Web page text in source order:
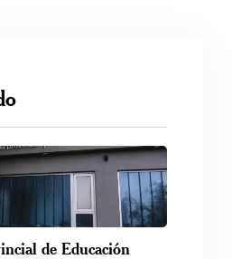
de Educación